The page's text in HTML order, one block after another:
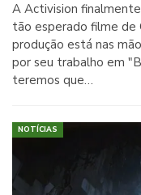
A Activision
tão esperado filme de
produção está nas
por seu trabalho em
teremos que…
NOTÍCIAS